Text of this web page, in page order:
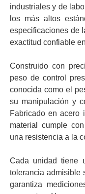
industriales y de
los más altos
especificaciones de
exactitud confiable
Construido con
peso de control
conocida como el
su manipulación y
Fabricado en acero
material cumple
una resistencia a la
Cada unidad tiene
tolerancia admisible
garantiza